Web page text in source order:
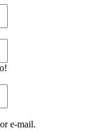
e-mail.